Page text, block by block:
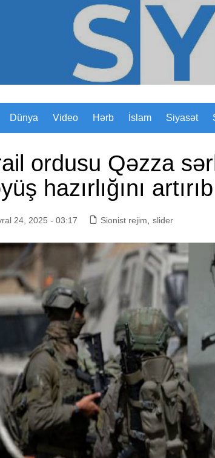
Dünya Video Hərb İslam Siyasət
ordusu Qəzza
hazırlığını artırıb
24, 2025 - 03:17 Sionist rejim slider